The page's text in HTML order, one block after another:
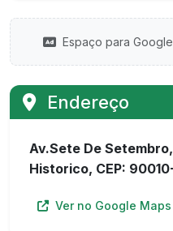
Espaço para
Endereço
Av.Sete De
Historico, CEP:
Ver no Google Maps